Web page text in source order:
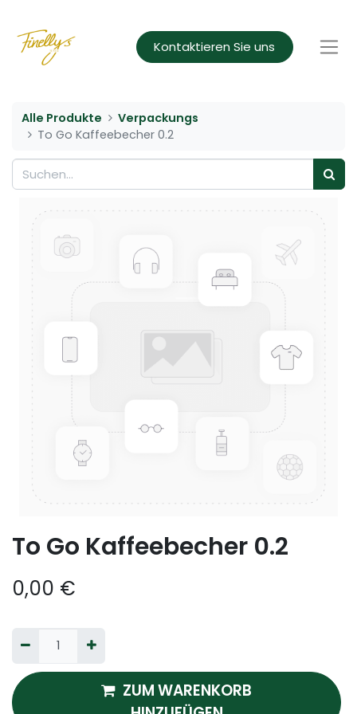
Kontaktieren Sie uns
Alle Produkte
Verpackungs
To Go Kaffeebecher 0.2
To Go Kaffeebecher 0.2
0,00 €
ZUM WARENKORB